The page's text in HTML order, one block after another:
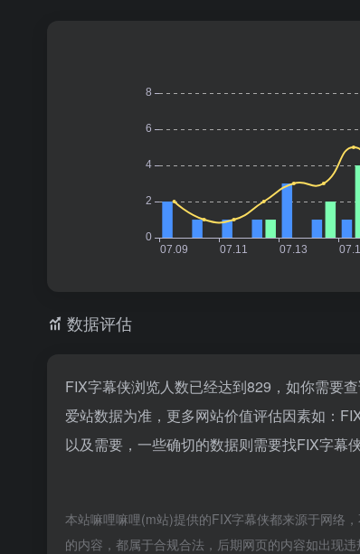
数据评估
FIX字幕侠浏览人数已经达到829，如你需要
爱站数据为准，更多网站价值评估因素如：
以及需要，一些确切的数据则需要找FIX字幕
本站嘛哩嘛哩(m站)提供的FIX字幕侠都来源于网络
的内容，都属于合规合法，后期网页的内容如出现